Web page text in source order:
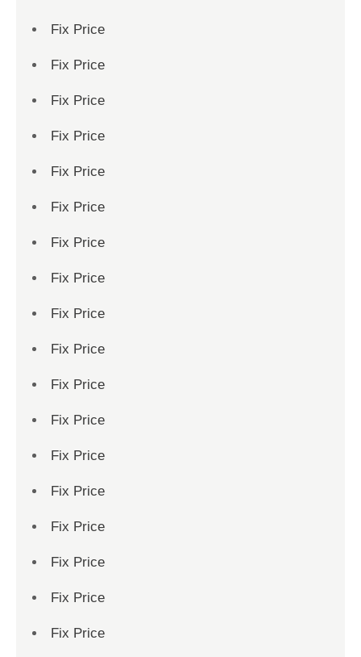
Fix Price
Fix Price
Fix Price
Fix Price
Fix Price
Fix Price
Fix Price
Fix Price
Fix Price
Fix Price
Fix Price
Fix Price
Fix Price
Fix Price
Fix Price
Fix Price
Fix Price
Fix Price